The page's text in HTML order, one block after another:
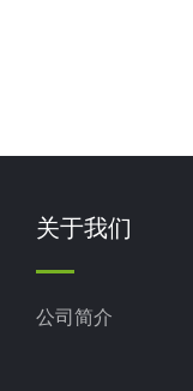
关于我们
公司简介